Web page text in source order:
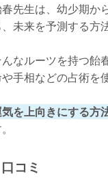
先生は、幼少期か
、未来を予測する方
んなルーツを持つ飴
手相などの占術を
を上向きにする方
口コミ